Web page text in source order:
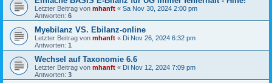
Letzter Beitrag von mhanft « Sa Nov 30, 2024 2:00 pm
Antworten: 6
Myebilanz VS. Ebilanz-online
Letzter Beitrag von mhanft « Di Nov 26, 2024 6:32 pm
Antworten: 1
Wechsel auf Taxonomie 6.6
Letzter Beitrag von mhanft « Di Nov 12, 2024 7:09 pm
Antworten: 3